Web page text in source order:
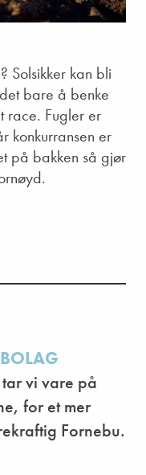
Solsikker kan bli
bare å benke
race. Fugler er
konkurransen er
på bakken så gjør
vi vare på
for et mer
Fornebu.